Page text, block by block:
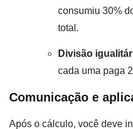
consumiu 30%
total.
Divisão
cada uma paga
Comunicação e
Após o cálculo, você deve